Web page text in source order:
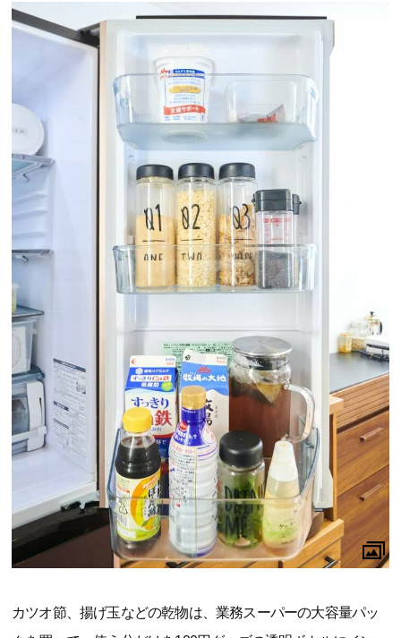
カツオ節、揚げ玉などの乾物は、業務スーパーの大容量パッ